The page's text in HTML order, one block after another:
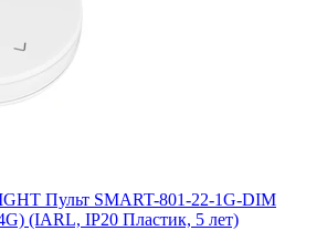
Пульт SMART-801-22-1G-DIM
(IARL, IP20 Пластик, 5 лет)